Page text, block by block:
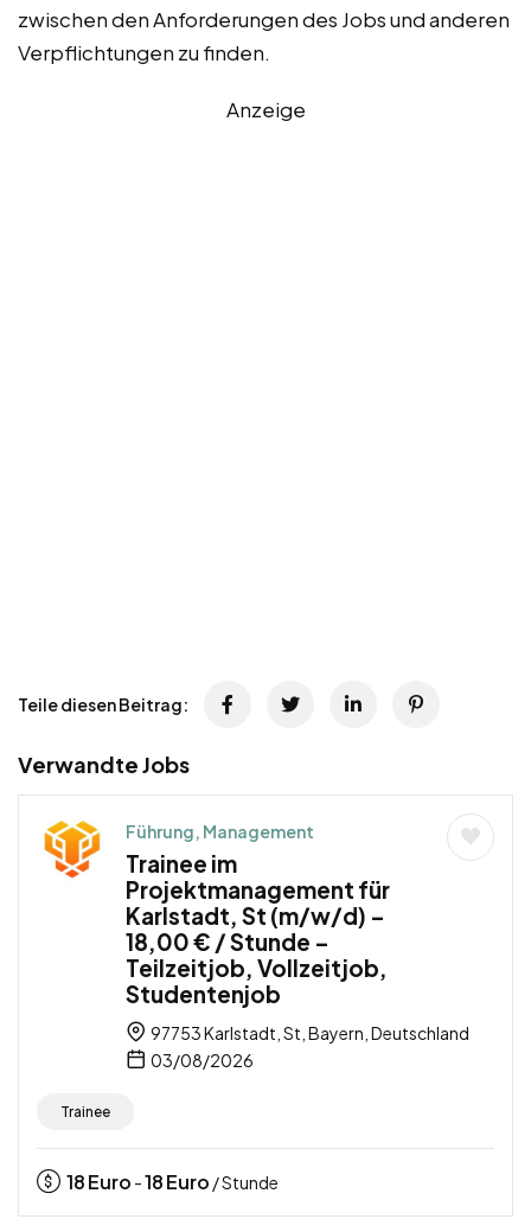
zwischen den Anforderungen des Jobs und anderen
Verpflichtungen zu finden.
Anzeige
Teile diesen Beitrag:
Verwandte Jobs
Führung, Management
Trainee im
Projektmanagement für
Karlstadt, St (m/w/d) –
18,00 € / Stunde –
Teilzeitjob, Vollzeitjob,
Studentenjob
97753 Karlstadt, St, Bayern, Deutschland
03/08/2026
Trainee
18Euro -18Euro / Stunde